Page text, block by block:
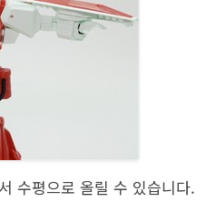
수평으로 올릴 수 있습니다.